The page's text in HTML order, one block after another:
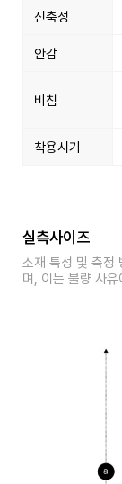
신축성
안감
비침
착용시기
실측사이즈
소재 특성 및 측정
며, 이는 불량 사